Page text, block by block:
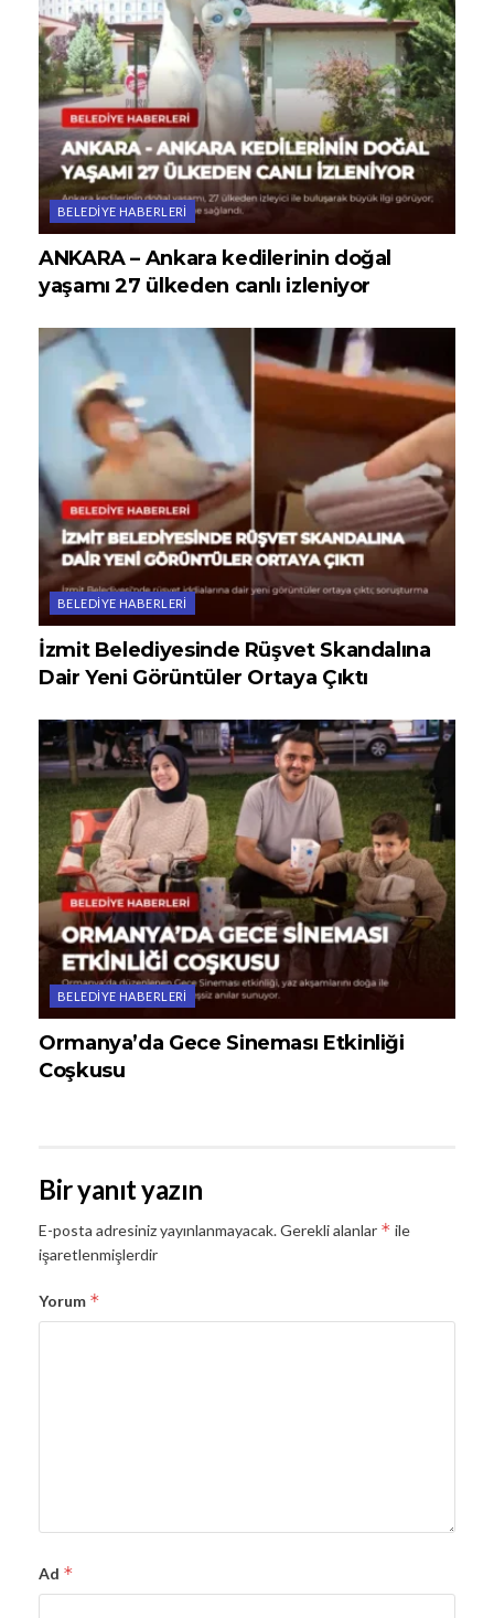
BELEDIYE HABERLERI
ANKARA – Ankara kedilerinin doğal
yaşamı 27 ülkeden canlı izleniyor
BELEDIYE HABERLERI
İzmit Belediyesinde Rüşvet Skandalına
Dair Yeni Görüntüler Ortaya Çıktı
BELEDIYE HABERLERI
Ormanya’da Gece Sineması Etkinliği
Coşkusu
Bir yanıt yazın
E-posta adresiniz yayınlanmayacak.Gerekli alanlar * ile
işaretlenmişlerdir
Yorum *
Ad *